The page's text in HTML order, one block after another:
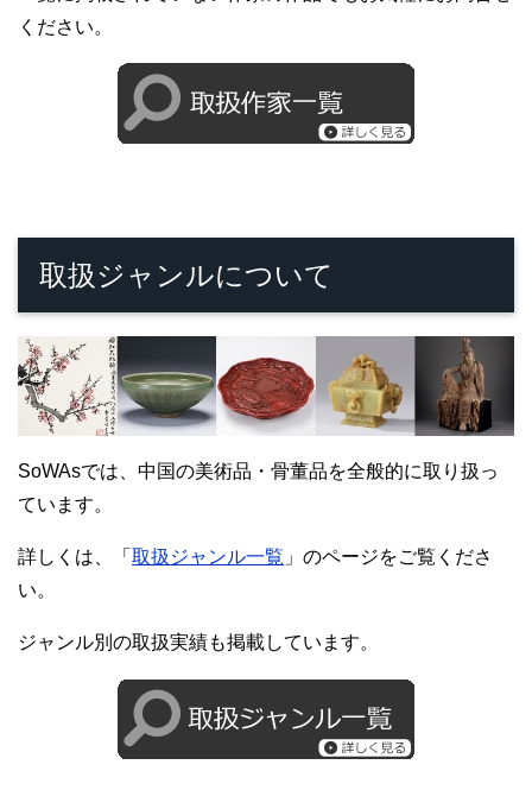
ください。
取扱ジャンルについて
SoWAsでは、中国の美術品・骨董品を全般的に取り扱っ
ています。
詳しくは、「 取扱ジャンル一覧 」のページをご覧くださ
い。
ジャンル別の取扱実績も掲載しています。